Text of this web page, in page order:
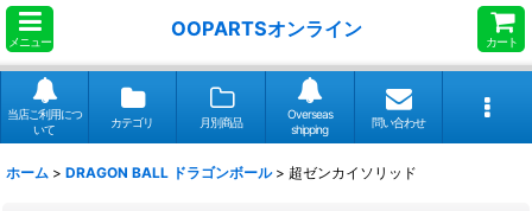
メニュー
OOPARTSオンライン
カート
当店ご利用につ
いて
カテゴリ 月別商品
Overseas
shipping
問い合わせ
ホーム > DRAGON BALL ドラゴンボール > 超ゼンカイソリッド